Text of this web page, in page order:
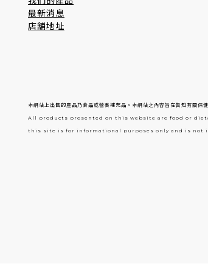
最新消息
店舖地址
本網站上出售的產品乃食品或營養補充品。本網站之內容旨在告知有關保
All products presented on this website are food or
this site is for informational purposes only and is not